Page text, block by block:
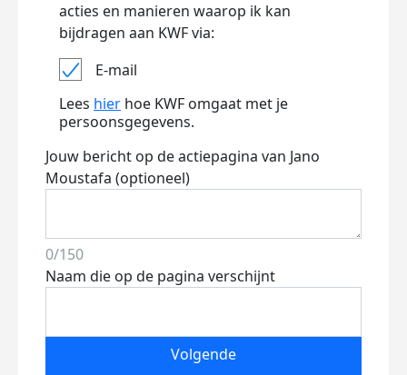
acties en manieren waarop ik kan
bijdragen aan KWF via:
E-mail
Lees hier hoe KWF omgaat met je
persoonsgegevens.
Jouw bericht op de actiepagina van Jano
Moustafa (optioneel)
0/150
Naam die op de pagina verschijnt
Volgende